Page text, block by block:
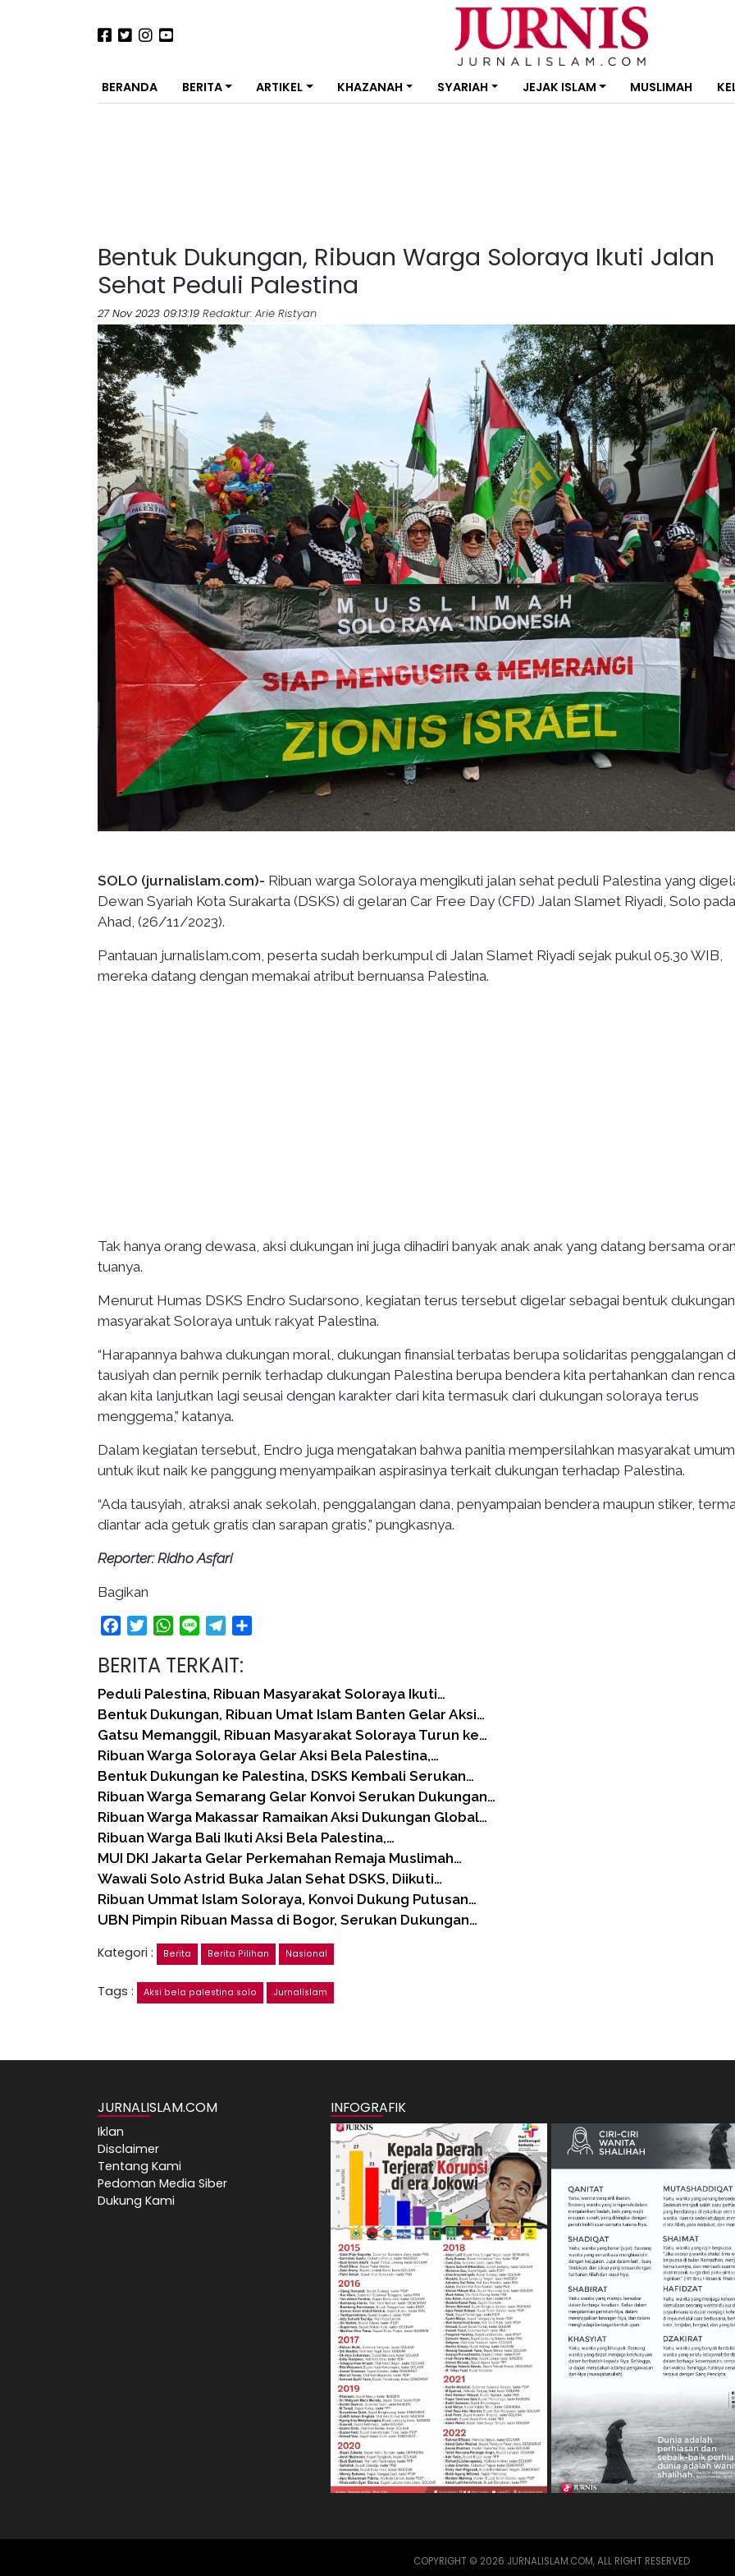
BERANDA BERITA ARTIKEL KHAZANAH SYARIAH JEJAK ISLAM MUSLIMAH
Bentuk Dukungan, Ribuan Warga Soloraya Ikuti Jalan
Sehat Peduli Palestina
27 Nov 2023 09:13:19 Redaktur: Arie Ristyan
SOLO (jurnalislam.com)- Ribuan warga Soloraya mengikuti jalan sehat peduli Palestina yang
Dewan Syariah Kota Surakarta (DSKS) di gelaran Car Free Day (CFD) Jalan Slamet Riyadi, Solo pada
Ahad, (26/11/2023).
Pantauan jurnalislam.com, peserta sudah berkumpul di Jalan Slamet Riyadi sejak pukul 05.30 WIB,
mereka datang dengan memakai atribut bernuansa Palestina.
Tak hanya orang dewasa, aksi dukungan ini juga dihadiri banyak anak anak yang datang bersama
tuanya.
Menurut Humas DSKS Endro Sudarsono, kegiatan terus tersebut digelar sebagai bentuk
masyarakat Soloraya untuk rakyat Palestina.
“Harapannya bahwa dukungan moral, dukungan finansial terbatas berupa solidaritas penggalangan
tausiyah dan pernik pernik terhadap dukungan Palestina berupa bendera kita pertahankan dan
akan kita lanjutkan lagi seusai dengan karakter dari kita termasuk dari dukungan soloraya terus
menggema,” katanya.
Dalam kegiatan tersebut, Endro juga mengatakan bahwa panitia mempersilahkan masyarakat umum
untuk ikut naik ke panggung menyampaikan aspirasinya terkait dukungan terhadap Palestina.
“Ada tausyiah, atraksi anak sekolah, penggalangan dana, penyampaian bendera maupun stiker,
diantar ada getuk gratis dan sarapan gratis,” pungkasnya.
Reporter: Ridho Asfari
Bagikan
FacebookTwitterWhatsApp
Line Telegram
BERITA TERKAIT:
Peduli Palestina, Ribuan Masyarakat Soloraya Ikuti…
Bentuk Dukungan, Ribuan Umat Islam Banten Gelar Aksi…
Gatsu Memanggil, Ribuan Masyarakat Soloraya Turun ke…
Ribuan Warga Soloraya Gelar Aksi Bela Palestina,…
Bentuk Dukungan ke Palestina, DSKS Kembali Serukan…
Ribuan Warga Semarang Gelar Konvoi Serukan Dukungan…
Ribuan Warga Makassar Ramaikan Aksi Dukungan Global…
Ribuan Warga Bali Ikuti Aksi Bela Palestina,…
MUI DKI Jakarta Gelar Perkemahan Remaja Muslimah…
Wawali Solo Astrid Buka Jalan Sehat DSKS, Diikuti…
Ribuan Ummat Islam Soloraya, Konvoi Dukung Putusan…
UBN Pimpin Ribuan Massa di Bogor, Serukan Dukungan…
Kategori :
Berita Berita Pilihan Nasional
Tags : Aksi bela palestina solo Jurnalislam
JURNALISLAM.COM
Iklan
Disclaimer
Tentang Kami
Pedoman Media Siber
Dukung Kami
INFOGRAFIK
COPYRIGHT © 2026 JURNALISLAM.COM, ALL RIGHT RESERVED